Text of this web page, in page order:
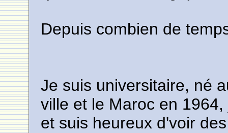
Depuis combien de
Je suis universitaire, né
ville et le Maroc en
et suis heureux d'voir